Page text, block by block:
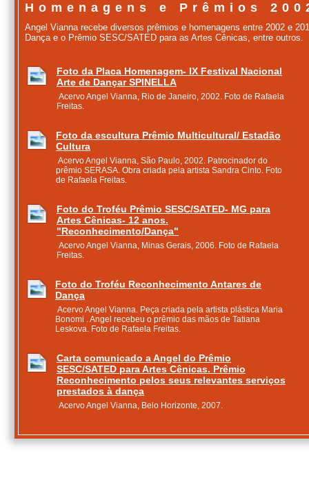
Homenagens e Prêmios
Angel Vianna recebe diversos prêmios e homenagens entre 2002 e
Dança e o Prêmio SESC/SATED para as Artes Cênicas, entre outros.
Foto da Placa Homenagem- IX Festival Nacional
Arte de Dançar SPINELLA
Acervo Angel Vianna, Rio de Janeiro, 2002. Foto de Rafaela
Freitas.
Foto da escultura Prêmio Multicultural/ Estadão
Cultura
Acervo Angel Vianna, São Paulo, 2002. Patrocinador do
prêmio SERASA. Obra criada pela artista Sandra Cinto. Foto
de Rafaela Freitas.
Foto do Troféu Prêmio SESC/SATED- MG para
Artes Cênicas- 12 anos.
"Reconhecimento/Dança"
Acervo Angel Vianna, Minas Gerais, 2006. Foto de Rafaela
Freitas.
Foto do Troféu Reconhecimento Antares de
Dança
Acervo Angel Vianna. Peça criada pela artista plástica Maria
Bonomi . Angel recebeu o prêmio das mãos de Tatiana
Leskova. Foto de Rafaela Freitas.
Carta comunicado a Angel do Prêmio
SESC/SATED para Artes Cênicas. Prêmio
Reconhecimento pelos seus relevantes serviços
prestados à dança
Acervo Angel Vianna, Belo Horizonte, 2007.
Programa do Prêmio Reconhecimento Antares de
Dança- Homenagem a Angel Vianna